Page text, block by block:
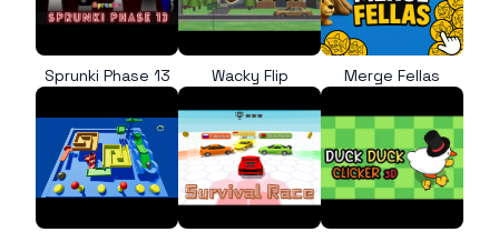
Sprunki Phase 13 Wacky Flip Merge Fellas